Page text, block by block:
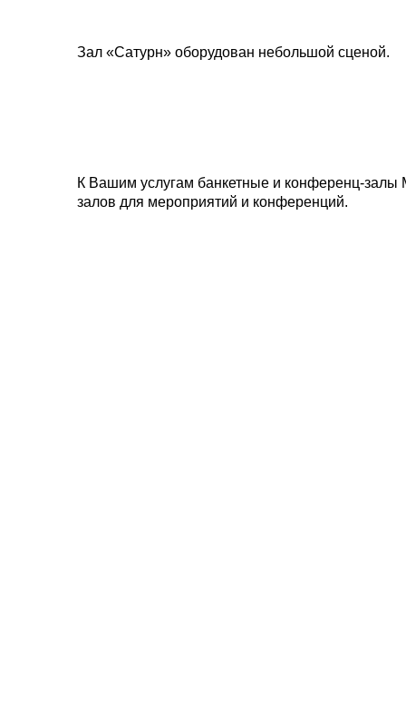
Зал «Сатурн» оборудован небольшой сценой.
К Вашим услугам банкетные и конференц-залы
залов для мероприятий и конференций.